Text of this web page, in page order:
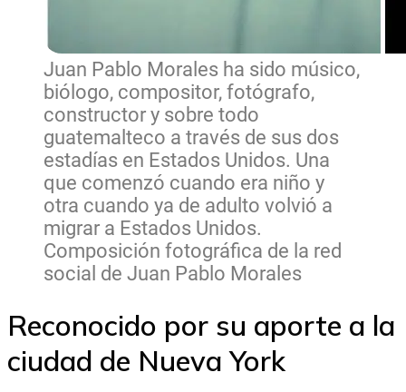
Juan Pablo Morales ha sido músico,
biólogo, compositor, fotógrafo,
constructor y sobre todo
guatemalteco a través de sus dos
estadías en Estados Unidos. Una
que comenzó cuando era niño y
otra cuando ya de adulto volvió a
migrar a Estados Unidos.
Composición fotográfica de la red
social de Juan Pablo Morales
Reconocido por su aporte a la
ciudad de Nueva York